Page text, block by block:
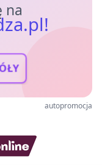
na
autopromocja